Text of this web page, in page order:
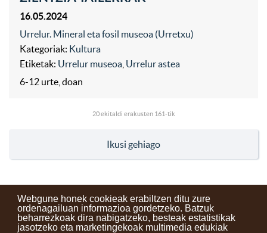
Webgune honek cookieak erabiltzen ditu zure
ordenagailuan informazioa gordetzeko. Batzuk
beharrezkoak dira nabigatzeko, besteak estatistikak
jasotzeko eta marketingekoak multimedia edukiak
16.05.2024
Urrelur. Mineral eta fosil museoa (Urretxu)
Kategoriak: Kultura
Etiketak: Urrelur museoa Urrelur astea
6-12 urte, doan
20ekitaldi erakusten 161-tik
Ikusi gehiago
Kontaktuak Erabilera baldintzak Lege oharra Berriak